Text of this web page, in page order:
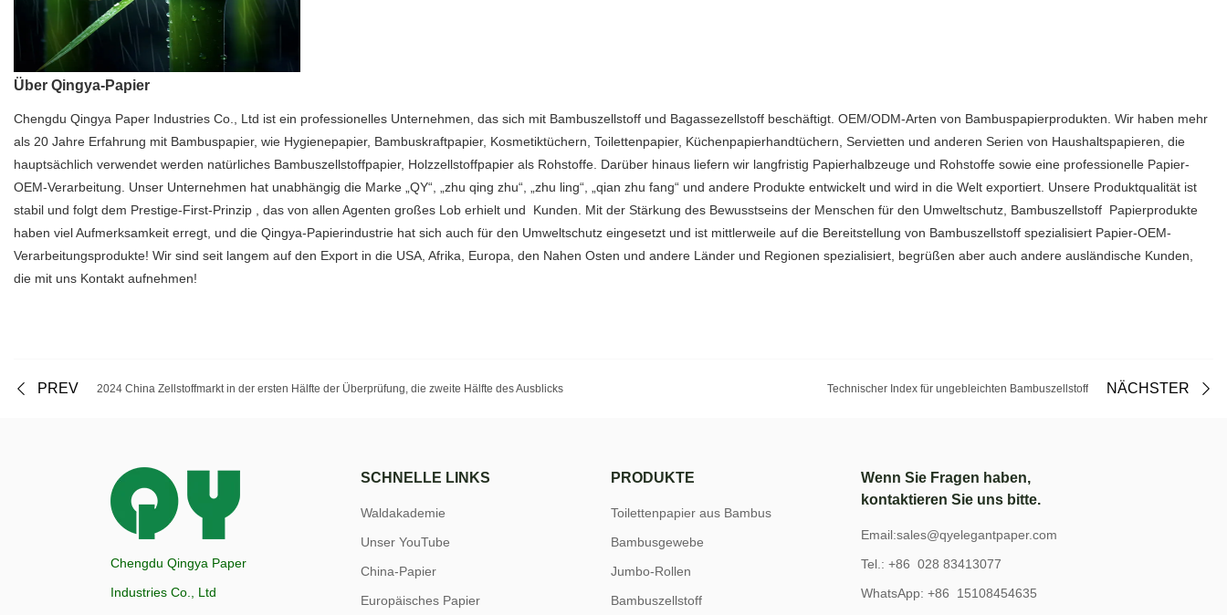
Über Qingya-Papier
Chengdu Qingya Paper Industries Co., Ltd ist ein professionelles Unternehmen, das sich mit Bambuszellstoff und Bagassezellstoff beschäftigt. OEM/ODM-Arten von Bambuspapierprodukten. Wir haben mehr
als 20 Jahre Erfahrung mit Bambuspapier, wie Hygienepapier, Bambuskraftpapier, Kosmetiktüchern, Toilettenpapier, Küchenpapierhandtüchern, Servietten und anderen Serien von Haushaltspapieren, die
hauptsächlich verwendet werden natürliches Bambuszellstoffpapier, Holzzellstoffpapier als Rohstoffe. Darüber hinaus liefern wir langfristig Papierhalbzeuge und Rohstoffe sowie eine professionelle Papier-
OEM-Verarbeitung. Unser Unternehmen hat unabhängig die Marke „QY“, „zhu qing zhu“, „zhu ling“, „qian zhu fang“ und andere Produkte entwickelt und wird in die Welt exportiert. Unsere Produktqualität ist
stabil und folgt dem Prestige-First-Prinzip , das von allen Agenten großes Lob erhielt und Kunden. Mit der Stärkung des Bewusstseins der Menschen für den Umweltschutz, Bambuszellstoff Papierprodukte
haben viel Aufmerksamkeit erregt, und die Qingya-Papierindustrie hat sich auch für den Umweltschutz eingesetzt und ist mittlerweile auf die Bereitstellung von Bambuszellstoff spezialisiert Papier-OEM-
Verarbeitungsprodukte! Wir sind seit langem auf den Export in die USA, Afrika, Europa, den Nahen Osten und andere Länder und Regionen spezialisiert, begrüßen aber auch andere ausländische Kunden,
die mit uns Kontakt aufnehmen!
PREV 2024 China Zellstoffmarkt in der ersten Hälfte der Überprüfung, die zweite Hälfte des Ausblicks Technischer Index für ungebleichten Bambuszellstoff NÄCHSTER
Chengdu Qingya Paper
Industries Co., Ltd
SCHNELLE LINKS
Waldakademie
Unser YouTube
China-Papier
Europäisches Papier
PRODUKTE
Toilettenpapier aus Bambus
Bambusgewebe
Jumbo-Rollen
Bambuszellstoff
Wenn Sie Fragen haben,
kontaktieren Sie uns bitte.
Email:sales@qyelegantpaper.com
Tel.: +86 028 83413077
WhatsApp: +86 15108454635